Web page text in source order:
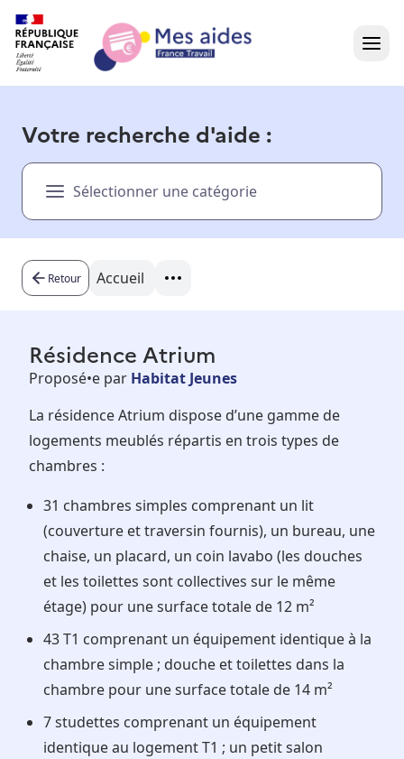
Présentation vidéo
Besoin d'aide ?
Votre recherche d'aide :
Sélectionner une catégorie
Retour Accueil
Résidence Atrium
Proposé•e par Habitat Jeunes
La résidence Atrium dispose d’une gamme de
logements meublés répartis en trois types de
chambres :
31 chambres simples comprenant un lit
(couverture et traversin fournis), un bureau, une
chaise, un placard, un coin lavabo (les douches
et les toilettes sont collectives sur le même
étage) pour une surface totale de 12 m²
43 T1 comprenant un équipement identique à la
chambre simple ; douche et toilettes dans la
chambre pour une surface totale de 14 m²
7 studettes comprenant un équipement
identique au logement T1 ; un petit salon